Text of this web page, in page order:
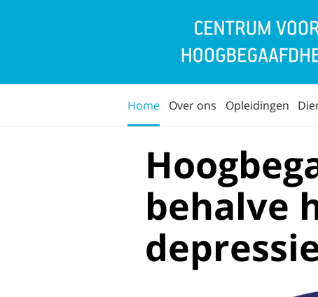
Home Over ons Opleidingen
behalve